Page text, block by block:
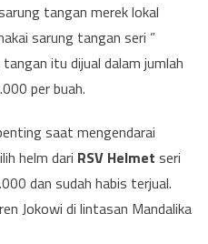
tangan merek lokal
sarung tangan seri ”
tangan itu dijual dalam jumlah
per buah.
saat mengendarai
helm dari RSV Helmet seri
dan sudah habis terjual.
Jokowi di lintasan Mandalika